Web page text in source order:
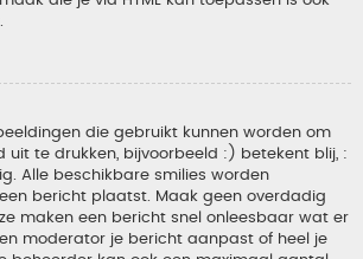
die gebruikt kunnen worden om
uit te drukken, bijvoorbeeld :) betekent blij, :
Alle beschikbare smilies worden
bericht plaatst. Maak geen overdadig
maken een bericht snel onleesbaar wat er
moderator je bericht aanpast of heel je